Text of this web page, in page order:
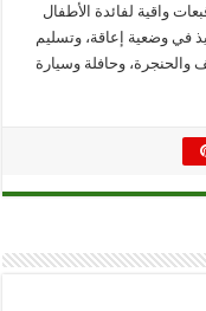
واقية لفائدة الأطفال
في وضعية إعاقة، وتسليم
والحنجرة، وحافلة وسيارة